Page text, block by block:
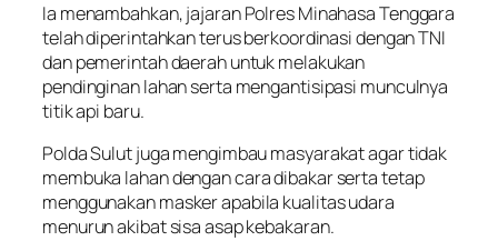
Ia menambahkan, jajaran Polres Minahasa Tenggara
telah diperintahkan terus berkoordinasi dengan TNI
dan pemerintah daerah untuk melakukan
pendinginan lahan serta mengantisipasi munculnya
titik api baru.
Polda Sulut juga mengimbau masyarakat agar tidak
membuka lahan dengan cara dibakar serta tetap
menggunakan masker apabila kualitas udara
menurun akibat sisa asap kebakaran.